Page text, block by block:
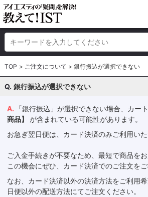
TOP ご注文について 銀行振込が選択できない
銀行振込が選択できない
「銀行振込」が選択できない場合、カー
商品】 が含まれている可能性があります。
お急ぎ翌日便は、カード決済のみご利用いた
ご入金手続きが不要なため、最短で商品をお
この機会にぜひ、カード決済でのご注文をご
なお、カード決済以外の決済方法をご利用
日便以外の配送方法にてご注文ください。